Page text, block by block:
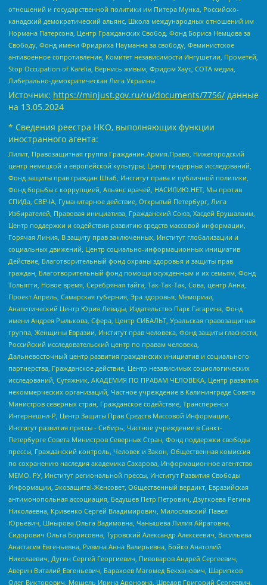
отношений и государственной политики им Питера Мунка, Российско-
канадский демократический альянс, Школа международных отношений им
Нормана Патерсона, Центр Гражданских Свобод, Фонд Бориса Немцова за
Свободу, Фонд имени Фридриха Науманна за свободу, Феминистское
антивоенное сопротивление, Комитет независимости Ингушетии, Прометей,
Stop Occupation of Karelia, Вернись живым, Фридом Хаус, СОТА медиа,
Либерально-демократическая Лига Украины
Источник: https://minjust.gov.ru/ru/documents/7756/ данные
на 13.05.2024
* Сведения реестра НКО, выполняющих функции
иностранного агента:
Лилит, Правозащитная группа Гражданин.Армия.Право, Нижегородский
центр немецкой и европейской культуры, Центр гендерных исследований,
Фонд защиты прав граждан Штаб, Институт права и публичной политики,
Фонд борьбы с коррупцией, Альянс врачей, НАСИЛИЮ.НЕТ, Мы против
СПИДа, СВЕЧА, Гуманитарное действие, Открытый Петербург, Лига
Избирателей, Правовая инициатива, Гражданский Союз, Хасдей Ерушалаим,
Центр поддержки и содействия развитию средств массовой информации,
Горячая Линия, В защиту прав заключенных, Институт глобализации и
социальных движений, Центр социально-информационных инициатив
Действие, Благотворительный фонд охраны здоровья и защиты прав
граждан, Благотворительный фонд помощи осужденным и их семьям, Фонд
Тольятти, Новое время, Серебряная тайга, Так-Так-Так, Сова, центр Анна,
Проект Апрель, Самарская губерния, Эра здоровья, Мемориал,
Аналитический Центр Юрия Левады, Издательство Парк Гагарина, Фонд
имени Андрея Рылькова, Сфера, Центр СИБАЛЬТ, Уральская правозащитная
группа, Женщины Евразии, Институт прав человека, Фонд защиты гласности,
Российский исследовательский центр по правам человека,
Дальневосточный центр развития гражданских инициатив и социального
партнерства, Гражданское действие, Центр независимых социологических
исследований, Сутяжник, АКАДЕМИЯ ПО ПРАВАМ ЧЕЛОВЕКА, Центр развития
некоммерческих организаций, Частное учреждение в Калининграде Совета
Министров северных стран, Гражданское содействие, Трансперенси
Интернешнл-Р, Центр Защиты Прав Средств Массовой Информации,
Институт развития прессы - Сибирь, Частное учреждение в Санкт-
Петербурге Совета Министров Северных Стран, Фонд поддержки свободы
прессы, Гражданский контроль, Человек и Закон, Общественная комиссия
по сохранению наследия академика Сахарова, Информационное агентство
МЕМО. РУ, Институт региональной прессы, Институт Развития Свободы
Информации, Экозащита!-Женсовет, Общественный вердикт, Евразийская
антимонопольная ассоциация, Бедушев Петр Петрович, Дзугкоева Регина
Николаевна, Кривенко Сергей Владимирович, Милославский Павел
Юрьевич, Шнырова Ольга Вадимовна, Чанышева Лилия Айратовна,
Сидорович Ольга Борисовна, Туровский Александр Алексеевич, Васильева
Анастасия Евгеньевна, Ривина Анна Валерьевна, Бойко Анатолий
Николаевич, Дугин Сергей Георгиевич, Пивоваров Андрей Сергеевич,
Аверин Виталий Евгеньевич, Барахоев Магомед Бекханович, Шарипков
Олег Викторович, Мошель Ирина Ароновна, Шведов Григорий Сергеевич,